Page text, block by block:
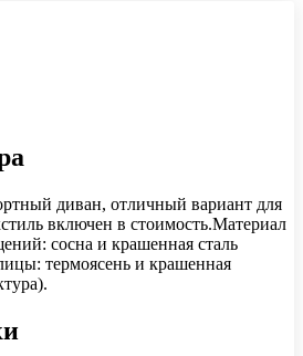
диван, отличный вариант для
включен в стоимость.Материал
сосна и крашенная сталь
термоясень и крашенная